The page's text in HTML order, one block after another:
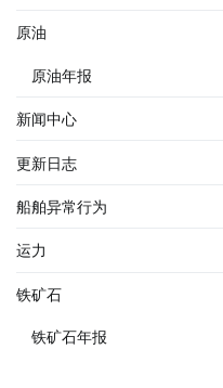
原油
原油年报
新闻中心
更新日志
船舶异常行为
运力
铁矿石
铁矿石年报